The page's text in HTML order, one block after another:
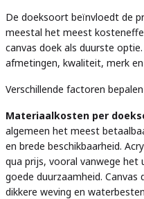
De doeksoort beïnvloedt de
meestal het meest
canvas doek als duurste
afmetingen, kwaliteit, merk
Verschillende factoren
Materiaalkosten per
algemeen het meest
en brede beschikbaarheid.
qua prijs, vooral vanwege het
goede duurzaamheid.
dikkere weving en